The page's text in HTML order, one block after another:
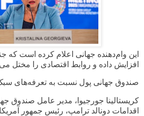
این وام‌دهنده جهانی اعلام کرده است که
افزایش داده و روابط اقتصادی را مختل
صندوق جهانی پول نسبت به تعرفه‌های
کریستالینا جورجیوا، مدیر عامل صندوق
اقدامات دونالد ترامپ، رئیس جمهور